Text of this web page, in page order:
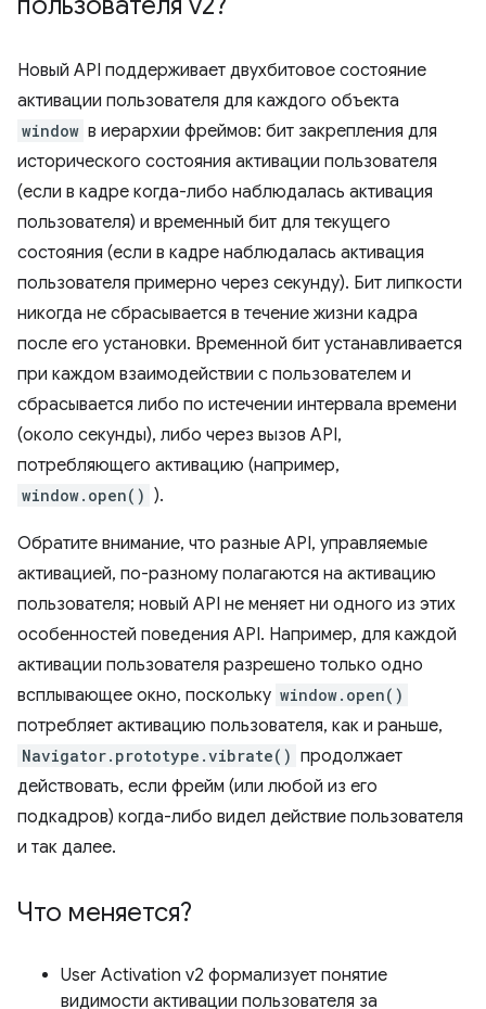
Новый API поддерживает двухбитовое состояние
активации пользователя для каждого объекта
window в иерархии фреймов: бит закрепления для
исторического состояния активации пользователя
(если в кадре когда-либо наблюдалась активация
пользователя) и временный бит для текущего
состояния (если в кадре наблюдалась активация
пользователя примерно через секунду). Бит липкости
никогда не сбрасывается в течение жизни кадра
после его установки. Временной бит устанавливается
при каждом взаимодействии с пользователем и
сбрасывается либо по истечении интервала времени
(около секунды), либо через вызов API,
потребляющего активацию (например,
window.open() ).
Обратите внимание, что разные API, управляемые
активацией, по-разному полагаются на активацию
пользователя; новый API не меняет ни одного из этих
особенностей поведения API. Например, для каждой
активации пользователя разрешено только одно
всплывающее окно, поскольку window.open()
потребляет активацию пользователя, как и раньше,
Navigator.prototype.vibrate() продолжает
действовать, если фрейм (или любой из его
подкадров) когда-либо видел действие пользователя
и так далее.
Что меняется?
User Activation v2 формализует понятие
видимости активации пользователя за